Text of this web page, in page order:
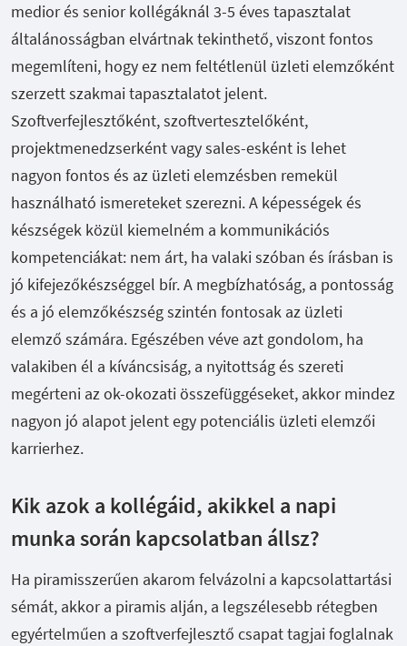
medior és senior kollégáknál 3-5 éves tapasztalat
általánosságban elvártnak tekinthető, viszont fontos
megemlíteni, hogy ez nem feltétlenül üzleti elemzőként
szerzett szakmai tapasztalatot jelent.
Szoftverfejlesztőként, szoftvertesztelőként,
projektmenedzserként vagy sales-esként is lehet
nagyon fontos és az üzleti elemzésben remekül
használható ismereteket szerezni. A képességek és
készségek közül kiemelném a kommunikációs
kompetenciákat: nem árt, ha valaki szóban és írásban is
jó kifejezőkészséggel bír. A megbízhatóság, a pontosság
és a jó elemzőkészség szintén fontosak az üzleti
elemző számára. Egészében véve azt gondolom, ha
valakiben él a kíváncsiság, a nyitottság és szereti
megérteni az ok-okozati összefüggéseket, akkor mindez
nagyon jó alapot jelent egy potenciális üzleti elemzői
karrierhez.
Kik azok a kollégáid, akikkel a napi
munka során kapcsolatban állsz?
Ha piramisszerűen akarom felvázolni a kapcsolattartási
sémát, akkor a piramis alján, a legszélesebb rétegben
egyértelműen a szoftverfejlesztő csapat tagjai foglalnak